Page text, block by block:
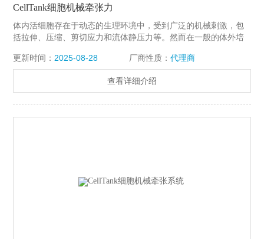
CellTank细胞机械牵张力
体内活细胞存在于动态的生理环境中，受到广泛的机械刺激，包
括拉伸、压缩、剪切应力和流体静压力等。然而在一般的体外培
CellTank细胞机械牵张力，可以提供与体内细胞相似的生理环
境，帮助研究人员分析各种细胞培养应用中的拉伸负荷的生化变
化，包括肌肉、肺、心脏、血管、皮肤等。
更新时间： 2025-08-28 厂商性质： 代理商
查看详细介绍